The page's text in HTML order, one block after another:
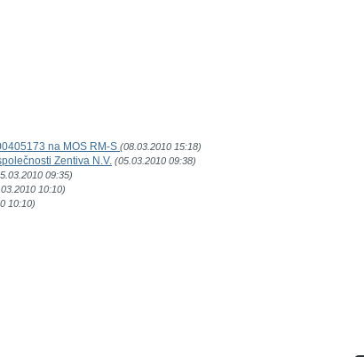
na MOS RM-S (08.03.2010 15:18)
Zentiva N.V. (05.03.2010 09:38)
09:35)
10:10)
10:10)